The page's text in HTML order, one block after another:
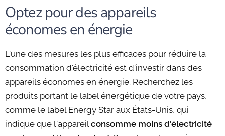
Optez pour des appareils
économes en énergie
L'une des mesures les plus efficaces pour réduire la
consommation d'électricité est d'investir dans des
appareils économes en énergie. Recherchez les
produits portant le label énergétique de votre pays,
comme le label Energy Star aux États-Unis, qui
indique que l'appareil consomme moins d'électricité